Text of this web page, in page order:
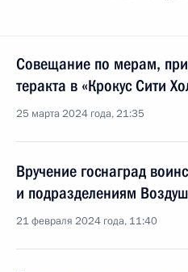
Совещание по мерам,
теракта в «Крокус Сити
25 марта 2024 года, 21:35
Вручение госнаград
и подразделениям
21 февраля 2024 года, 11:40